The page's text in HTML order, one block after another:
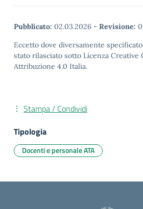
Pubblicato: 02.03.2026 - Revisione:
Eccetto dove diversamente
stato rilasciato sotto Licenza Creative
Attribuzione 4.0 Italia.
Stampa / Condividi
Tipologia
Docenti e personale ATA